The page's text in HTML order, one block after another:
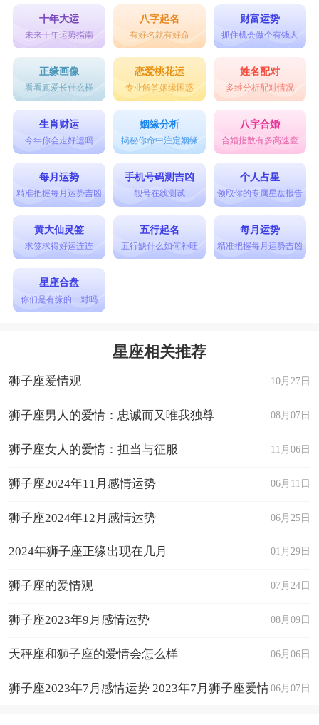
十年大运
未来十年运势指南
八字起名
有好名就有好命
财富运势
抓住机会做个有钱人
正缘画像
看看真爱长什么样
恋爱桃花运
专业解答姻缘困惑
姓名配对
多维分析配对情况
生肖财运
今年你会走好运吗
姻缘分析
揭秘你命中注定姻缘
八字合婚
合婚指数有多高速查
每月运势
精准把握每月运势吉凶
手机号码测吉凶
靓号在线测试
个人占星
领取你的专属星盘报告
黄大仙灵签
求签求得好运连连
五行起名
五行缺什么如何补旺
每月运势
精准把握每月运势吉凶
星座合盘
你们是有缘的一对吗
星座相关推荐
10月27日
狮子座爱情观
08月07日
狮子座男人的爱情：忠诚而又唯我独尊
11月06日
狮子座女人的爱情：担当与征服
06月11日
狮子座2024年11月感情运势
06月25日
狮子座2024年12月感情运势
01月29日
2024年狮子座正缘出现在几月
07月24日
狮子座的爱情观
08月09日
狮子座2023年9月感情运势
06月06日
天秤座和狮子座的爱情会怎么样
06月07日
狮子座2023年7月感情运势 2023年7月狮子座爱情